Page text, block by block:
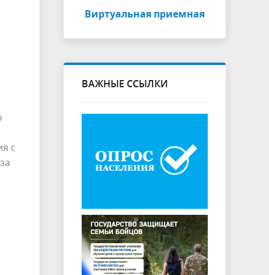
с
Виртуальная приемная
ВАЖНЫЕ ССЫЛКИ